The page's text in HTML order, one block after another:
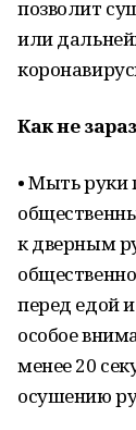
позволит
или
Как не
• Мыть руки
к дверным
перед едой
особое
менее 20
осушению